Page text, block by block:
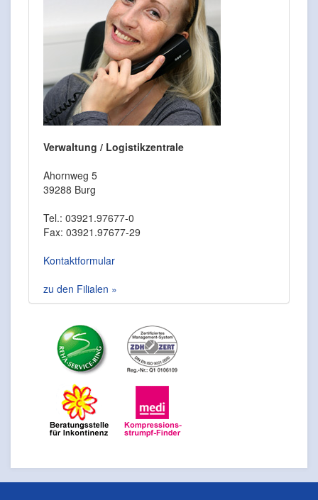
Verwaltung / Logistikzentrale
Ahornweg 5
39288 Burg
Tel.: 03921.97677-0
Fax: 03921.97677-29
Kontaktformular
zu den Filialen »